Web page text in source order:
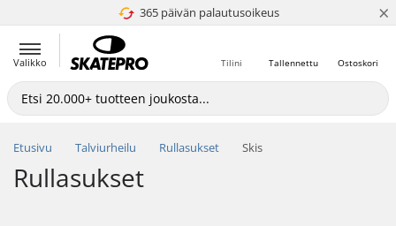
365 päivän palautusoikeus
4.8 / 5 ×
Valikko Ostoskori
Tallennettu
Tilini
Etusivu Talviurheilu Rullasukset Skis
Rullasukset